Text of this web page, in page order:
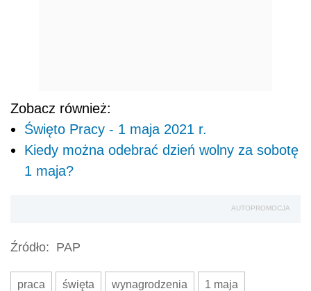
Zobacz również:
Święto Pracy - 1 maja 2021 r.
Kiedy można odebrać dzień wolny za sobotę
1 maja?
AUTOPROMOCJA
Źródło: PAP
praca święta wynagrodzenia 1 maja